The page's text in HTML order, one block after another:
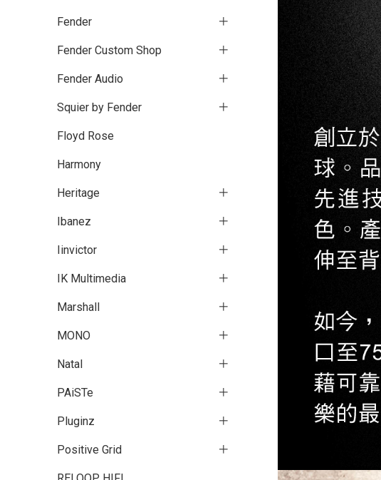
Fender
Fender Custom Shop
Fender Audio
Squier by Fender
Floyd Rose
Harmony
Heritage
Ibanez
Iinvictor
IK Multimedia
Marshall
MONO
Natal
PAiSTe
Pluginz
Positive Grid